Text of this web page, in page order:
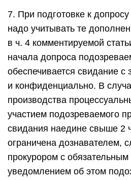
7. При подготовке к
надо учитывать те
в ч. 4 комментируемой
начала допроса
обеспечивается свидание
и конфиденциально. В
производства
участием подозреваемого
свидания наедине свыше 2
ограничена дознавателем,
прокурором с
уведомлением об этом